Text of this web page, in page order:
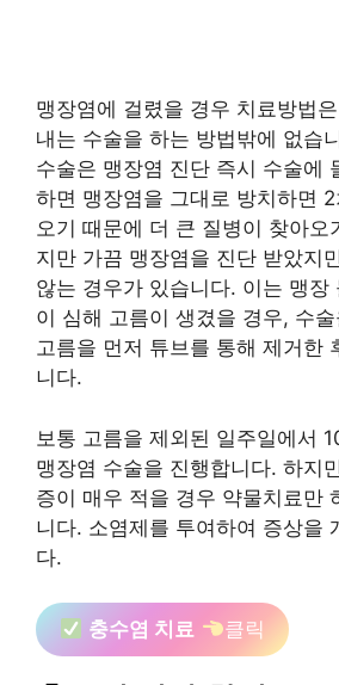
맹장염에 걸렸을 경우 치료방법
내는 수술을 하는 방법밖에 없습
수술은 맹장염 진단 즉시 수술에
하면 맹장염을 그대로 방치하면
오기 때문에 더 큰 질병이 찾아오
지만 가끔 맹장염을 진단 받았지
않는 경우가 있습니다. 이는 맹장
이 심해 고름이 생겼을 경우, 수
고름을 먼저 튜브를 통해 제거한
니다.
보통 고름을 제외된 일주일에서
맹장염 수술을 진행합니다. 하지
증이 매우 적을 경우 약물치료만
니다. 소염제를 투여하여 증상을
다.
충수염 치료 클릭